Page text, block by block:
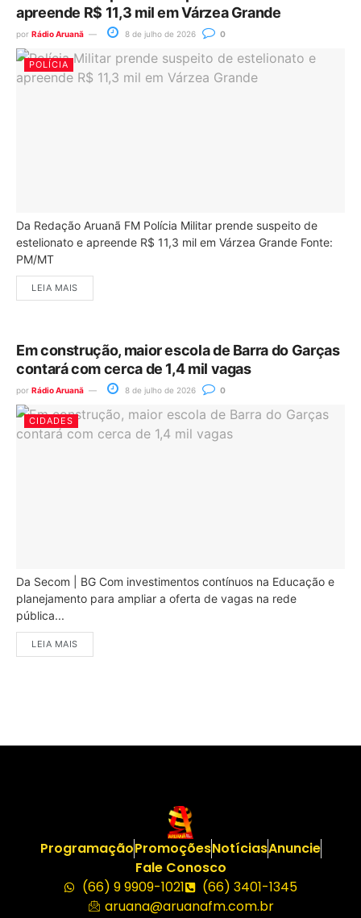
apreende R$ 11,3 mil em Várzea Grande
por Rádio Aruanã 8 de julho de 2026 0
POLÍCIA
Da Redação Aruanã FM Polícia Militar prende suspeito de
estelionato e apreende R$ 11,3 mil em Várzea Grande Fonte:
PM/MT
LEIA MAIS
Em construção, maior escola de Barra do Garças
contará com cerca de 1,4 mil vagas
por Rádio Aruanã 8 de julho de 2026 0
CIDADES
Da Secom | BG Com investimentos contínuos na Educação e
planejamento para ampliar a oferta de vagas na rede
pública...
LEIA MAIS
ProgramaçãoPromoçõesNotíciasAnuncie
Fale Conosco
(66) 9 9909-1021
(66) 3401-1345
aruana@aruanafm.com.br